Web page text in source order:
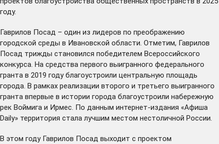
году.
Гаврилов Посад – один из лидеров по преображению
городской среды в Ивановской области. Отметим, Гаврилов
Посад трижды становился победителем Всероссийского
конкурса. На средства первого выигранного федерального
гранта в 2019 году благоустроили центральную площадь
города. В рамках реализации второго и третьего выигранного
гранта впервые в истории города благоустроили набережную
рек Воймига и Ирмес. По данным интернет-издания «Афиша
Daily» территория стала лучшим местом нестоличной России.
В этом году Гаврилов Посад выходит с проектом